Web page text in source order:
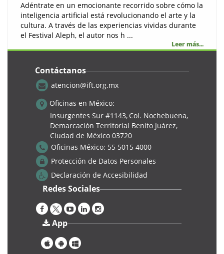
Adéntrate en un emocionante recorrido sobre cómo la
inteligencia artificial está revolucionando el arte y la
cultura. A través de las experiencias vividas durante
el Festival Aleph, el autor nos h ...
Leer más...
Cursos
3° edición del Taller Juventud: Introducción a la IA
Contáctanos
atencion@ift.org.mx
Oficinas en México:
Insurgentes Sur #1143, Col. Nochebuena,
Demarcación Territorial Benito Juárez,
Ciudad de México 03720
Oficinas México: 55 5015 4000
Protección de Datos Personales
Declaración de Accesibilidad
Redes Sociales
App